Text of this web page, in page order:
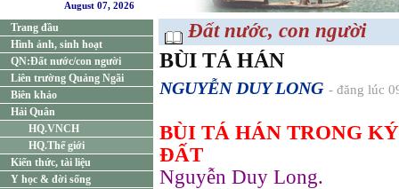
August 07, 2026
Trang đầu
Hình ảnh, sinh hoạt
QN:Đất nước/con người
Liên trường Quảng Ngãi
Biên khảo
Hải Quân
HQ.VNCH
HQ.Thế giới
Kiến thức, tài liệu
Y học & đời sống
Đất nước, con người
BÙI TÁ HÁN
NGUYỄN DUY LONG - đăng lúc
BÙI TÁ HÁN TRONG
ĐẤT
Nguyễn Duy Long.